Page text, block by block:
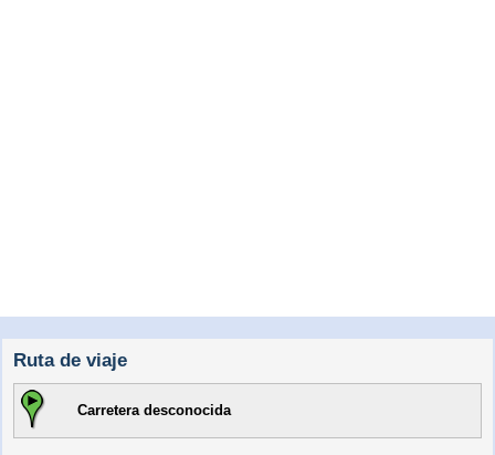
Ruta de viaje
Carretera desconocida